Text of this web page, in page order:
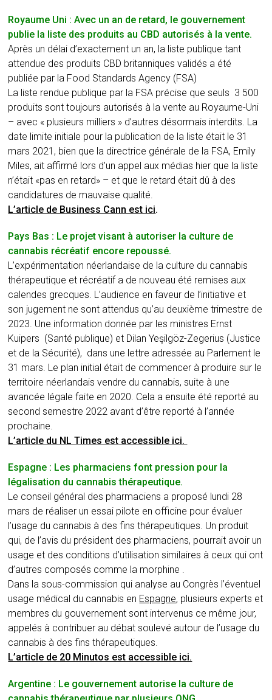
Royaume Uni : Avec un an de retard, le gouvernement
publie la liste des produits au CBD autorisés à la vente.
Après un délai d’exactement un an, la liste publique tant
attendue des produits CBD britanniques validés a été
publiée par la Food Standards Agency (FSA)
La liste rendue publique par la FSA précise que seuls 3 500
produits sont toujours autorisés à la vente au Royaume-Uni
– avec « plusieurs milliers » d’autres désormais interdits. La
date limite initiale pour la publication de la liste était le 31
mars 2021, bien que la directrice générale de la FSA, Emily
Miles, ait affirmé lors d’un appel aux médias hier que la liste
n’était «pas en retard» – et que le retard était dû à des
candidatures de mauvaise qualité.
L’article de Business Cann est ici.
Pays Bas : Le projet visant à autoriser la culture de
cannabis récréatif encore repoussé.
L’expérimentation néerlandaise de la culture du cannabis
thérapeutique et récréatif a de nouveau été remises aux
calendes grecques. L’audience en faveur de l’initiative et
son jugement ne sont attendus qu’au deuxième trimestre de
2023. Une information donnée par les ministres Ernst
Kuipers (Santé publique) et Dilan Yeşilgöz-Zegerius (Justice
et de la Sécurité), dans une lettre adressée au Parlement le
31 mars. Le plan initial était de commencer à produire sur le
territoire néerlandais vendre du cannabis, suite à une
avancée légale faite en 2020. Cela a ensuite été reporté au
second semestre 2022 avant d’être reporté à l’année
prochaine.
L’article du NL Times est accessible ici.
Espagne : Les pharmaciens font pression pour la
légalisation du cannabis thérapeutique.
Le conseil général des pharmaciens a proposé lundi 28
mars de réaliser un essai pilote en officine pour évaluer
l’usage du cannabis à des fins thérapeutiques. Un produit
qui, de l’avis du président des pharmaciens, pourrait avoir un
usage et des conditions d’utilisation similaires à ceux qui ont
d’autres composés comme la morphine .
Dans la sous-commission qui analyse au Congrès l’éventuel
usage médical du cannabis en Espagne, plusieurs experts et
membres du gouvernement sont intervenus ce même jour,
appelés à contribuer au débat soulevé autour de l’usage du
cannabis à des fins thérapeutiques.
L’article de 20 Minutos est accessible ici.
Argentine : Le gouvernement autorise la culture de